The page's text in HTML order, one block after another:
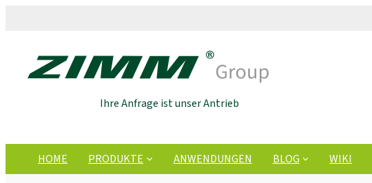
Ihre Anfrage ist unser Antrieb
HOME PRODUKTE ANWENDUNGEN BLOG WIKI